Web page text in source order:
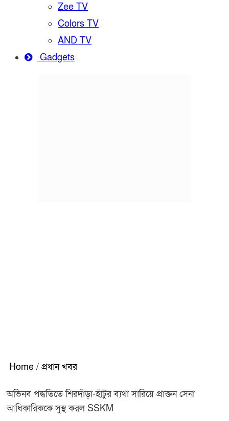
Zee TV
Colors TV
AND TV
Gadgets
Home / প্রধান খবর
অভিনব পদ্ধতিতে শিরদাঁড়া-হাঁটুর ব্যথা সারিয়ে প্রাক্তন সেনা
আধিকারিককে সুস্থ করল SSKM